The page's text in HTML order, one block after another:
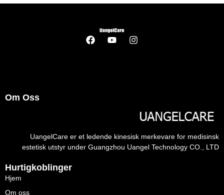
Om Oss
UangelCare er et ledende kinesisk merkevare for medisinsk
estetisk utstyr under Guangzhou Uangel Technology CO., LTD
Hurtigkoblinger
Hjem
Om oss